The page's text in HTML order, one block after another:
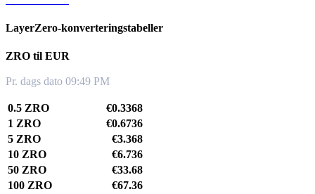
LayerZero-konverteringstabeller
ZRO til EUR
Pr. dags dato 09:49 PM
0.5 ZRO
€0.3368
1 ZRO
€0.6736
5 ZRO
€3.368
10 ZRO
€6.736
50 ZRO
€33.68
100 ZRO
€67.36